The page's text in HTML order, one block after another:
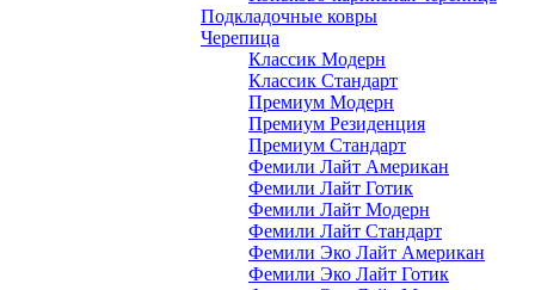
Подкладочные ковры
Черепица
Классик Модерн
Классик Стандарт
Премиум Модерн
Премиум Резиденция
Премиум Стандарт
Фемили Лайт Американ
Фемили Лайт Готик
Фемили Лайт Модерн
Фемили Лайт Стандарт
Фемили Эко Лайт Американ
Фемили Эко Лайт Готик